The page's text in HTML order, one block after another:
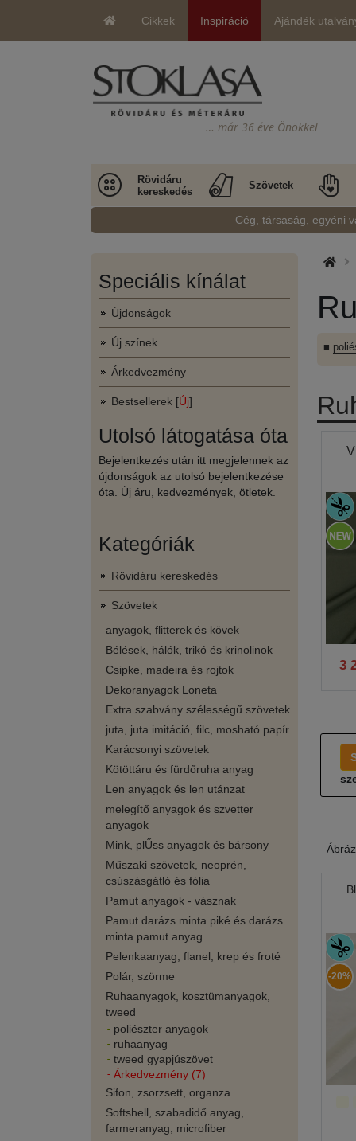
Cikkek Inspiráció Ajándék
… már 36 éve Önökkel
Rövidáru
kereskedés
Szövetek
Cég, társaság, egyéni
Speciális kínálat
Újdonságok
Új színek
Árkedvezmény
Bestsellerek [Új]
Utolsó látogatása óta
Bejelentkezés után itt megjelennek az
újdonságok az utolsó bejelentkezése
óta. Új áru, kedvezmények, ötletek.
Kategóriák
Rövidáru kereskedés
Szövetek
anyagok, flitterek és kövek
Bélések, hálók, trikó és krinolinok
Csipke, madeira és rojtok
Dekoranyagok Loneta
Extra szabvány szélességű szövetek
juta, juta imitáció, filc, mosható papír
Karácsonyi szövetek
Kötöttáru és fürdőruha anyag
Len anyagok és len utánzat
melegítő anyagok és szvetter
anyagok
Mink, plŰss anyagok és bársony
Műszaki szövetek, neoprén,
csúszásgátló és fólia
Pamut anyagok - vásznak
Pamut darázs minta piké és darázs
minta pamut anyag
Pelenkaanyag, flanel, krep és froté
Polár, szörme
Ruhaanyagok, kosztümanyagok,
tweed
poliészter anyagok
ruhaanyag
tweed gyapjúszövet
Árkedvezmény (7)
Sifon, zsorzsett, organza
Softshell, szabadidő anyag,
farmeranyag, microfiber
■
3
-20%